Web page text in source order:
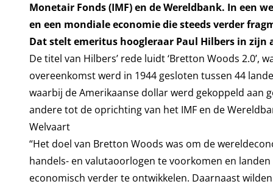
Monetair Fonds (IMF) en de Wereldbank. In een
en een mondiale economie die steeds verder
Dat stelt emeritus hoogleraar Paul Hilbers in zijn
De titel van Hilbers’ rede luidt ‘Bretton Woods
overeenkomst werd in 1944 gesloten tussen 44
waarbij de Amerikaanse dollar werd gekoppeld aan
andere tot de oprichting van het IMF en de
Welvaart
“Het doel van Bretton Woods was om de
handels- en valutaoorlogen te voorkomen en
economisch verder te ontwikkelen. Daarnaast